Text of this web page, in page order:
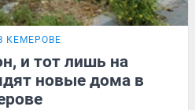
КЕМЕРОВЕ
и тот лишь на
новые дома в